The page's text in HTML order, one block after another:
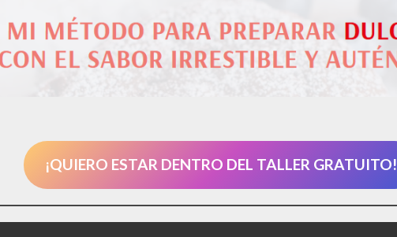
¡QUIERO ESTAR DENTRO DEL TALLER GRATUITO!